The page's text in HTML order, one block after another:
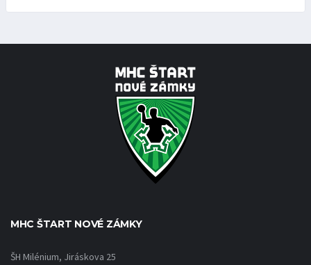
MHC ŠTART NOVÉ ZÁMKY
ŠH Milénium, Jiráskova 25